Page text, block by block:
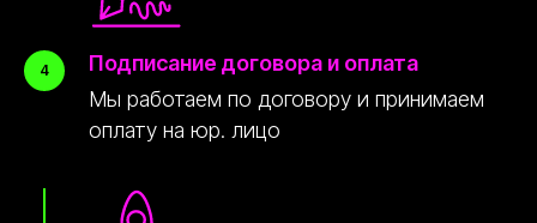
Подписание договора и оплата
Мы работаем по договору и принимаем
оплату на юр. лицо
Киевское шоссе, 22-й километр, 4, стр. 1,
административный округ, Москва
ПН-ПТ 09:00 - 21:00
Открыть в картах
© Peremoney. Все права защищены.